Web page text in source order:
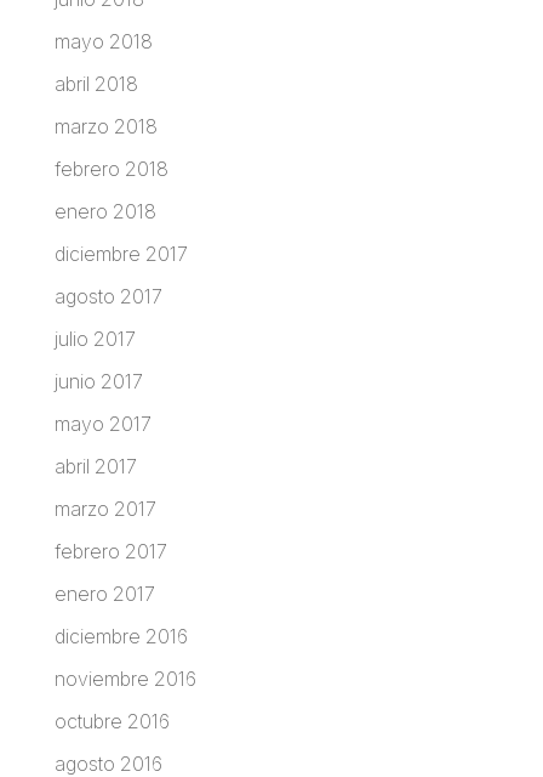
mayo 2018
abril 2018
marzo 2018
febrero 2018
enero 2018
diciembre 2017
agosto 2017
julio 2017
junio 2017
mayo 2017
abril 2017
marzo 2017
febrero 2017
enero 2017
diciembre 2016
noviembre 2016
octubre 2016
agosto 2016